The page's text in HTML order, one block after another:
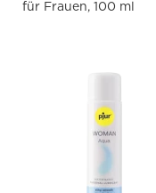
für Frauen, 100 ml